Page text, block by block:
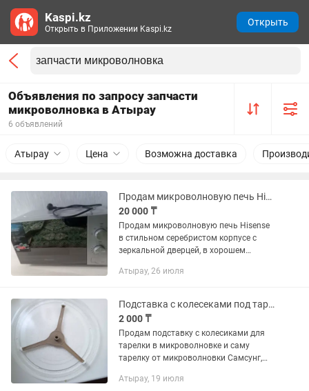
Объявления по запросу запчасти
микроволновка в Атырау
6 объявлений
Атырау Цена Возможна доставка
Продам микроволновую печь Hisense
20 000 ₸
Продам микроволновую печь Hisense
в стильном серебристом корпусе с
зеркальной дверцей, в хорошем
работает без нареканий. Удобное
Атырау, 26 июля
Подставка с колесеками под тарелку в микроволновке
2 000 ₸
Продам подставку с колесиками для
тарелки в микроволновке и саму
тарелку от микроволновки Самсунг,
остановка, есть .
Атырау, 19 июля
Kaspi.kz
Открыть в Приложении Kaspi.kz
Открыть